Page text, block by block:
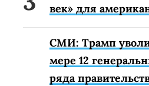
век» для
СМИ: Трамп
мере 12
ряда